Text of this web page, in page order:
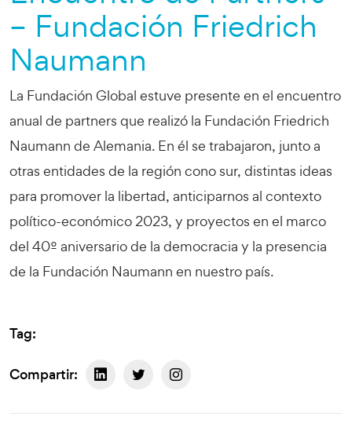
– Fundación Friedrich
Naumann
La Fundación Global estuve presente en el encuentro
anual de partners que realizó la Fundación Friedrich
Naumann de Alemania. En él se trabajaron, junto a
otras entidades de la región cono sur, distintas ideas
para promover la libertad, anticiparnos al contexto
político-económico 2023, y proyectos en el marco
del 40º aniversario de la democracia y la presencia
de la Fundación Naumann en nuestro país.
Tag:
Compartir: